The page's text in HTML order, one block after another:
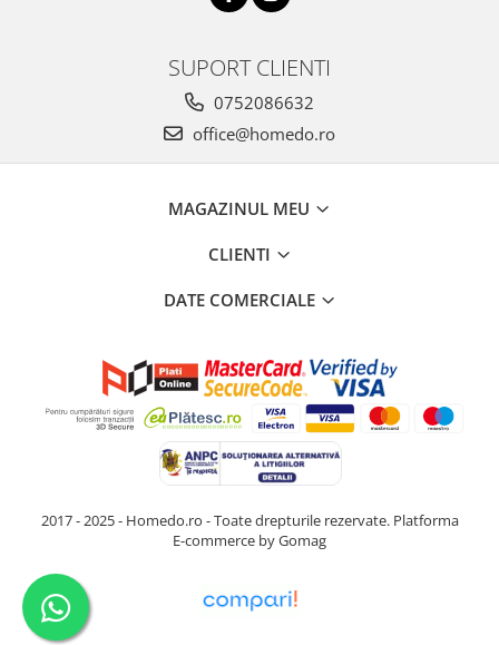
SUPORT CLIENTI
0752086632
office@homedo.ro
MAGAZINUL MEU
CLIENTI
DATE COMERCIALE
2017 - 2025 - Homedo.ro - Toate drepturile rezervate. Platforma
E-commerce by Gomag